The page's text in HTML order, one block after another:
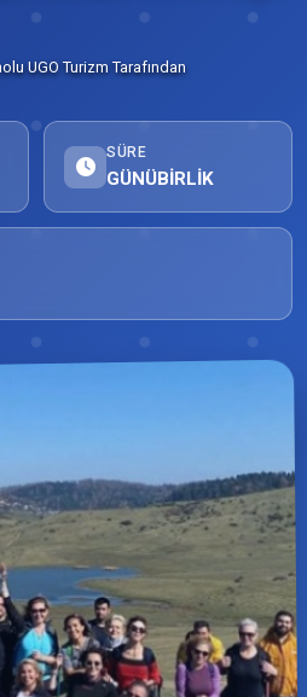
UGO Turizm Tarafından
SÜRE
GÜNÜBİRLİK